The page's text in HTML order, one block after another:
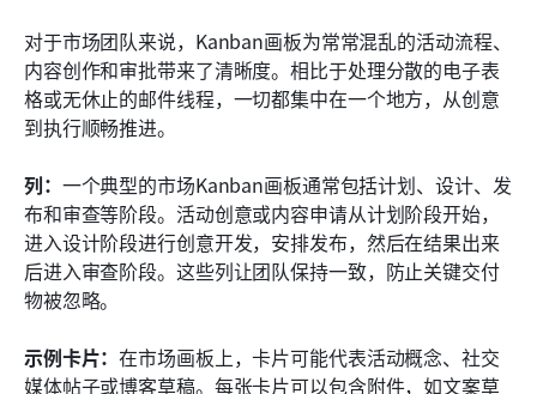
对于市场团队来说，Kanban画板为常常混乱的活动流程、
内容创作和审批带来了清晰度。相比于处理分散的电子表
格或无休止的邮件线程，一切都集中在一个地方，从创意
到执行顺畅推进。
列： 一个典型的市场Kanban画板通常包括计划、设计、发
布和审查等阶段。活动创意或内容申请从计划阶段开始，
进入设计阶段进行创意开发，安排发布，然后在结果出来
后进入审查阶段。这些列让团队保持一致，防止关键交付
物被忽略。
示例卡片：在市场画板上，卡片可能代表活动概念、社交
媒体帖子或博客草稿。每张卡片可以包含附件，如文案草